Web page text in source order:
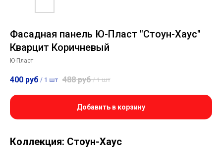
Фасадная панель Ю-Пласт "Стоун-Хаус"
Кварцит Коричневый
Ю-Пласт
400 руб / 1 шт 488 руб / 1 шт
Добавить в корзину
Коллекция: Стоун-Хаус